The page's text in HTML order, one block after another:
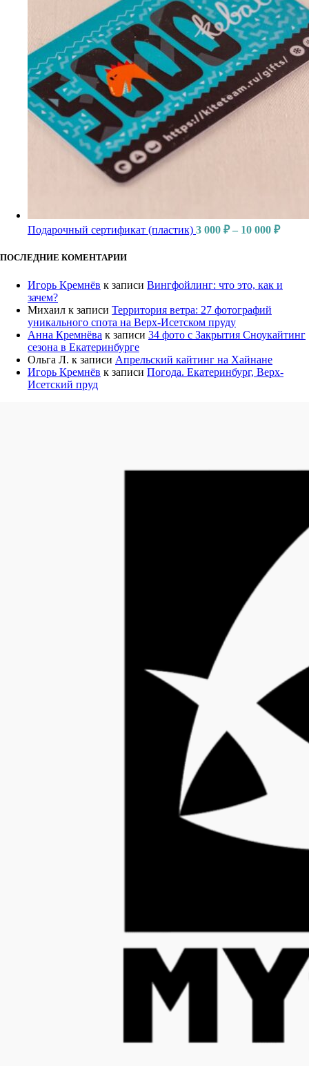
Подарочный сертификат (пластик) 3 000 ₽ – 10 000 ₽
10
ПОСЛЕДНИЕ КОМЕНТАРИИ
Игорь Кремнёв к записи Вингфойлинг: что это, как и
зачем?
Михаил к записи Территория ветра: 27 фотографий
уникального спота на Верх-Исетском пруду
Анна Кремнёва к записи 34 фото с Закрытия Сноукайтинг
сезона в Екатеринбурге
Ольга Л. к записи Апрельский кайтинг на Хайнане
Игорь Кремнёв к записи Погода. Екатеринбург, Верх-
Исетский пруд